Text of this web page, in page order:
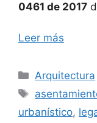
0461 de 2017
Leer más
Categorías
Arquitectura
Etiquetas
urbanístico,